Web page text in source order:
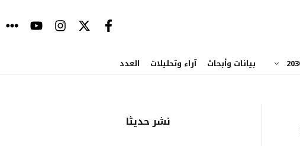
بيانات وأبحاث آراء وتحليلات العدد
نشر حديثا